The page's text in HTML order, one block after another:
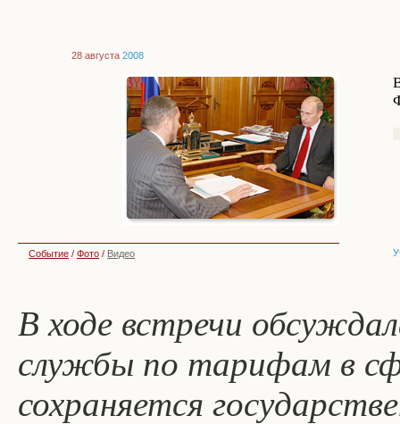
28 августа 2008
Событие / Фото / Видео
В ходе встречи
службы по тарифам в
сохраняется